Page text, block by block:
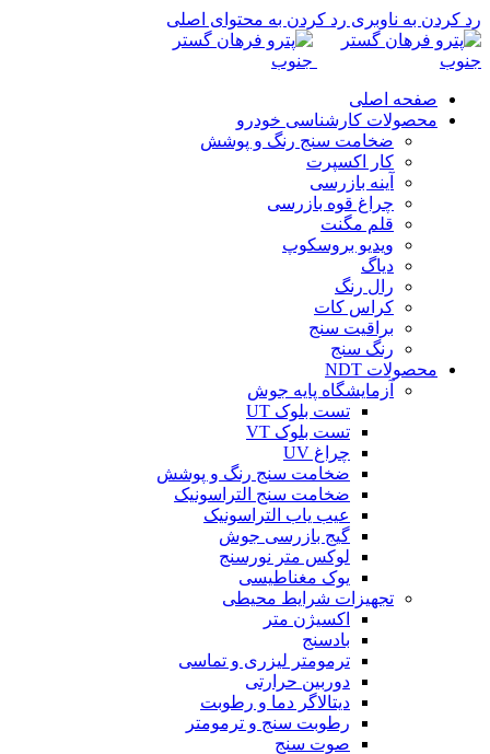
رد کردن به ناوبری رد کردن به محتوای اصلی
صفحه اصلی
محصولات کارشناسی خودرو
ضخامت سنج رنگ و پوشش
کار اکسپرت
آینه بازرسی
چراغ قوه بازرسی
قلم مگنت
ویدیو بروسکوپ
دیاگ
رال رنگ
کراس کات
براقیت سنج
رنگ سنج
محصولات NDT
آزمایشگاه پایه جوش
تست بلوک UT
تست بلوک VT
چراغ UV
ضخامت سنج رنگ و پوشش
ضخامت سنج التراسونیک
عیب یاب التراسونیک
گیج بازرسی جوش
لوکس متر نورسنج
یوک مغناطیسی
تجهیزات شرایط محیطی
اکسیژن متر
بادسنج
ترمومتر لیزری و تماسی
دوربین حرارتی
دیتالاگر دما و رطوبت
رطوبت سنج و ترمومتر
صوت سنج